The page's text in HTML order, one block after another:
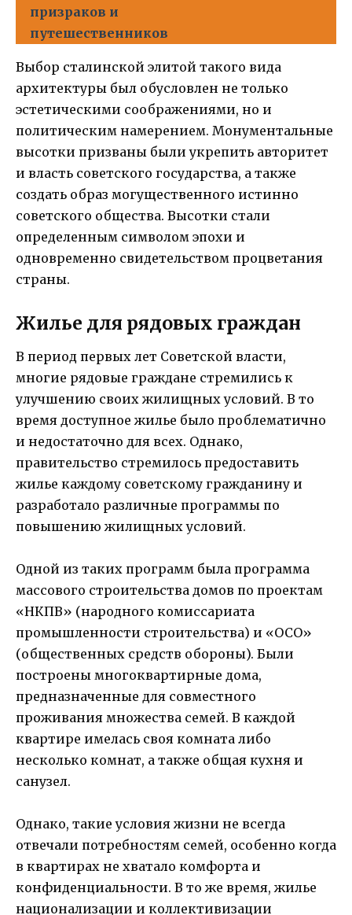
призраков и
путешественников
Выбор сталинской элитой такого вида
архитектуры был обусловлен не только
эстетическими соображениями, но и
политическим намерением. Монументальные
высотки призваны были укрепить авторитет
и власть советского государства, а также
создать образ могущественного истинно
советского общества. Высотки стали
определенным символом эпохи и
одновременно свидетельством процветания
страны.
Жилье для рядовых граждан
В период первых лет Советской власти,
многие рядовые граждане стремились к
улучшению своих жилищных условий. В то
время доступное жилье было проблематично
и недостаточно для всех. Однако,
правительство стремилось предоставить
жилье каждому советскому гражданину и
разработало различные программы по
повышению жилищных условий.
Одной из таких программ была программа
массового строительства домов по проектам
«НКПВ» (народного комиссариата
промышленности строительства) и «ОСО»
(общественных средств обороны). Были
построены многоквартирные дома,
предназначенные для совместного
проживания множества семей. В каждой
квартире имелась своя комната либо
несколько комнат, а также общая кухня и
санузел.
Однако, такие условия жизни не всегда
отвечали потребностям семей, особенно когда
в квартирах не хватало комфорта и
конфиденциальности. В то же время, жилье
национализации и коллективизации